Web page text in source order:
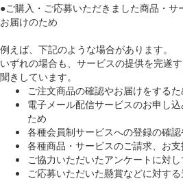
●ご購入・ご応募いただきました商品・
お届けのため
例えば、下記のような場合があります。
いずれの場合も、サービスの提供を完遂
聞きしています。
ご注文商品の確認やお届けをするた
電子メール配信サービスのお申し
ため
各種会員制サービスへの登録の確
各種商品・サービスのご請求、お
ご協力いただいたアンケートに対
ご応募いただいた懸賞などに対す